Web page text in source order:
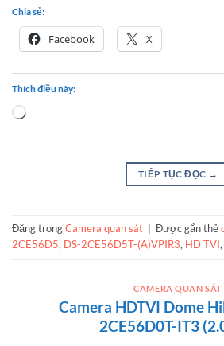
Chia sẻ:
Facebook X
Thích điều này:
Loading…
TIẾP TỤC ĐỌC →
Đăng trongCamera quan sát Được gắn thẻ
2CE56D5, DS-2CE56D5T-(A)VPIR3, HD TVI,
CAMERA QUAN SÁT
Camera HDTVI Dome
2CE56D0T-IT3